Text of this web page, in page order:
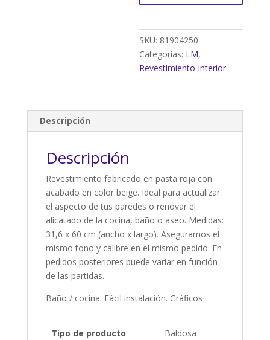
cm
(1,52m²)
cantidad
SKU: 81904250
Categorías: LM,
Revestimiento Interior
Descripción
Descripción
Revestimiento fabricado en pasta roja con
acabado en color beige. Ideal para actualizar
el aspecto de tus paredes o renovar el
alicatado de la cocina, baño o aseo. Medidas:
31,6 x 60 cm (ancho x largo). Aseguramos el
mismo tono y calibre en el mismo pedido. En
pedidos posteriores puede variar en función
de las partidas.
Baño / cocina. Fácil instalación. Gráficos
Tipo de producto Baldosa